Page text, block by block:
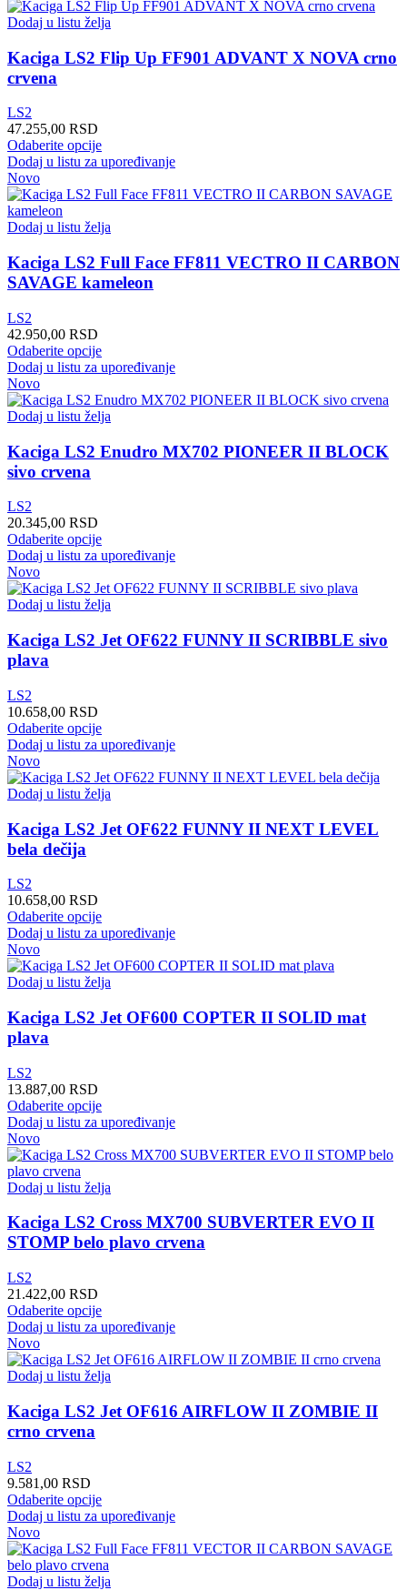
Dodaj u listu želja
Kaciga LS2 Flip Up FF901 ADVANT X NOVA crno
crvena
LS2
47.255,00 RSD
Odaberite opcijeOvaj
proizvod
više
Opcije
biti
izabrane
na
Dodaj u listu za upoređivanje
Novo
Dodaj u listu želja
Kaciga LS2 Full Face FF811 VECTRO II CARBON
SAVAGE kameleon
LS2
42.950,00 RSD
Odaberite opcijeOvaj
proizvod
više
varijanti.
mogu
biti
Dodaj u listu za upoređivanje
Novo
Dodaj u listu želja
Kaciga LS2 Enudro MX702 PIONEER II BLOCK
sivo crvena
LS2
20.345,00 RSD
Odaberite opcijeOvaj
proizvod
više
varijanti.
mogu
biti
Dodaj u listu za upoređivanje
Novo
Dodaj u listu želja
Kaciga LS2 Jet OF622 FUNNY II SCRIBBLE sivo
plava
LS2
10.658,00 RSD
Odaberite opcijeOvaj
proizvod
više
varijanti.
mogu
biti
Dodaj u listu za upoređivanje
Novo
Dodaj u listu želja
Kaciga LS2 Jet OF622 FUNNY II NEXT LEVEL
bela dečija
LS2
10.658,00 RSD
Odaberite opcijeOvaj
proizvod
više
varijanti.
mogu
biti
Dodaj u listu za upoređivanje
Novo
Dodaj u listu želja
Kaciga LS2 Jet OF600 COPTER II SOLID mat
plava
LS2
13.887,00 RSD
Odaberite opcijeOvaj
proizvod
više
Opcije
biti
izabrane
na
Dodaj u listu za upoređivanje
Novo
Dodaj u listu želja
Kaciga LS2 Cross MX700 SUBVERTER EVO II
STOMP belo plavo crvena
LS2
21.422,00 RSD
Odaberite opcijeOvaj
proizvod
više
varijanti.
mogu
biti
Dodaj u listu za upoređivanje
Novo
Dodaj u listu želja
Kaciga LS2 Jet OF616 AIRFLOW II ZOMBIE II
crno crvena
LS2
9.581,00 RSD
Odaberite opcijeOvaj
proizvod
više
varijanti.
Opcije
Dodaj u listu za upoređivanje
Novo
Dodaj u listu želja